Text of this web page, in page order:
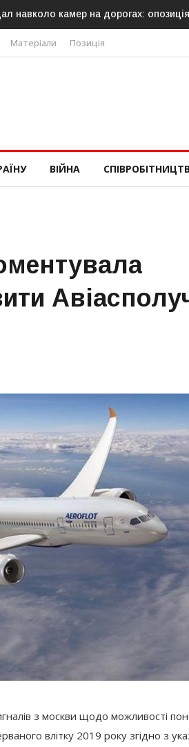
на дорогах: опозиція заявляє
Матеріали Позиція
ВІЙНА
з москви щодо можливості
влітку 2019 року згідно з